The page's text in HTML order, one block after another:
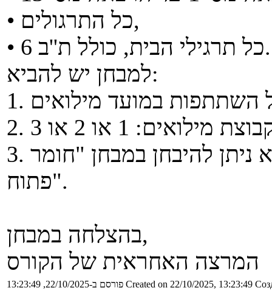
• כל התרגולים,
• כל תרגילי הבית, כולל ת''ב 6.
למבחן יש להביא:
3. ללא אישור על קבוצות 2 או 3 לא ניתן להיבחן במבחן "חומר
פתוח".
בהצלחה במבחן,
המרצה האחראית של הקורס
פורסם ב-22/10/2025, 13:23:49 Created on 22/10/2025, 13:23:49